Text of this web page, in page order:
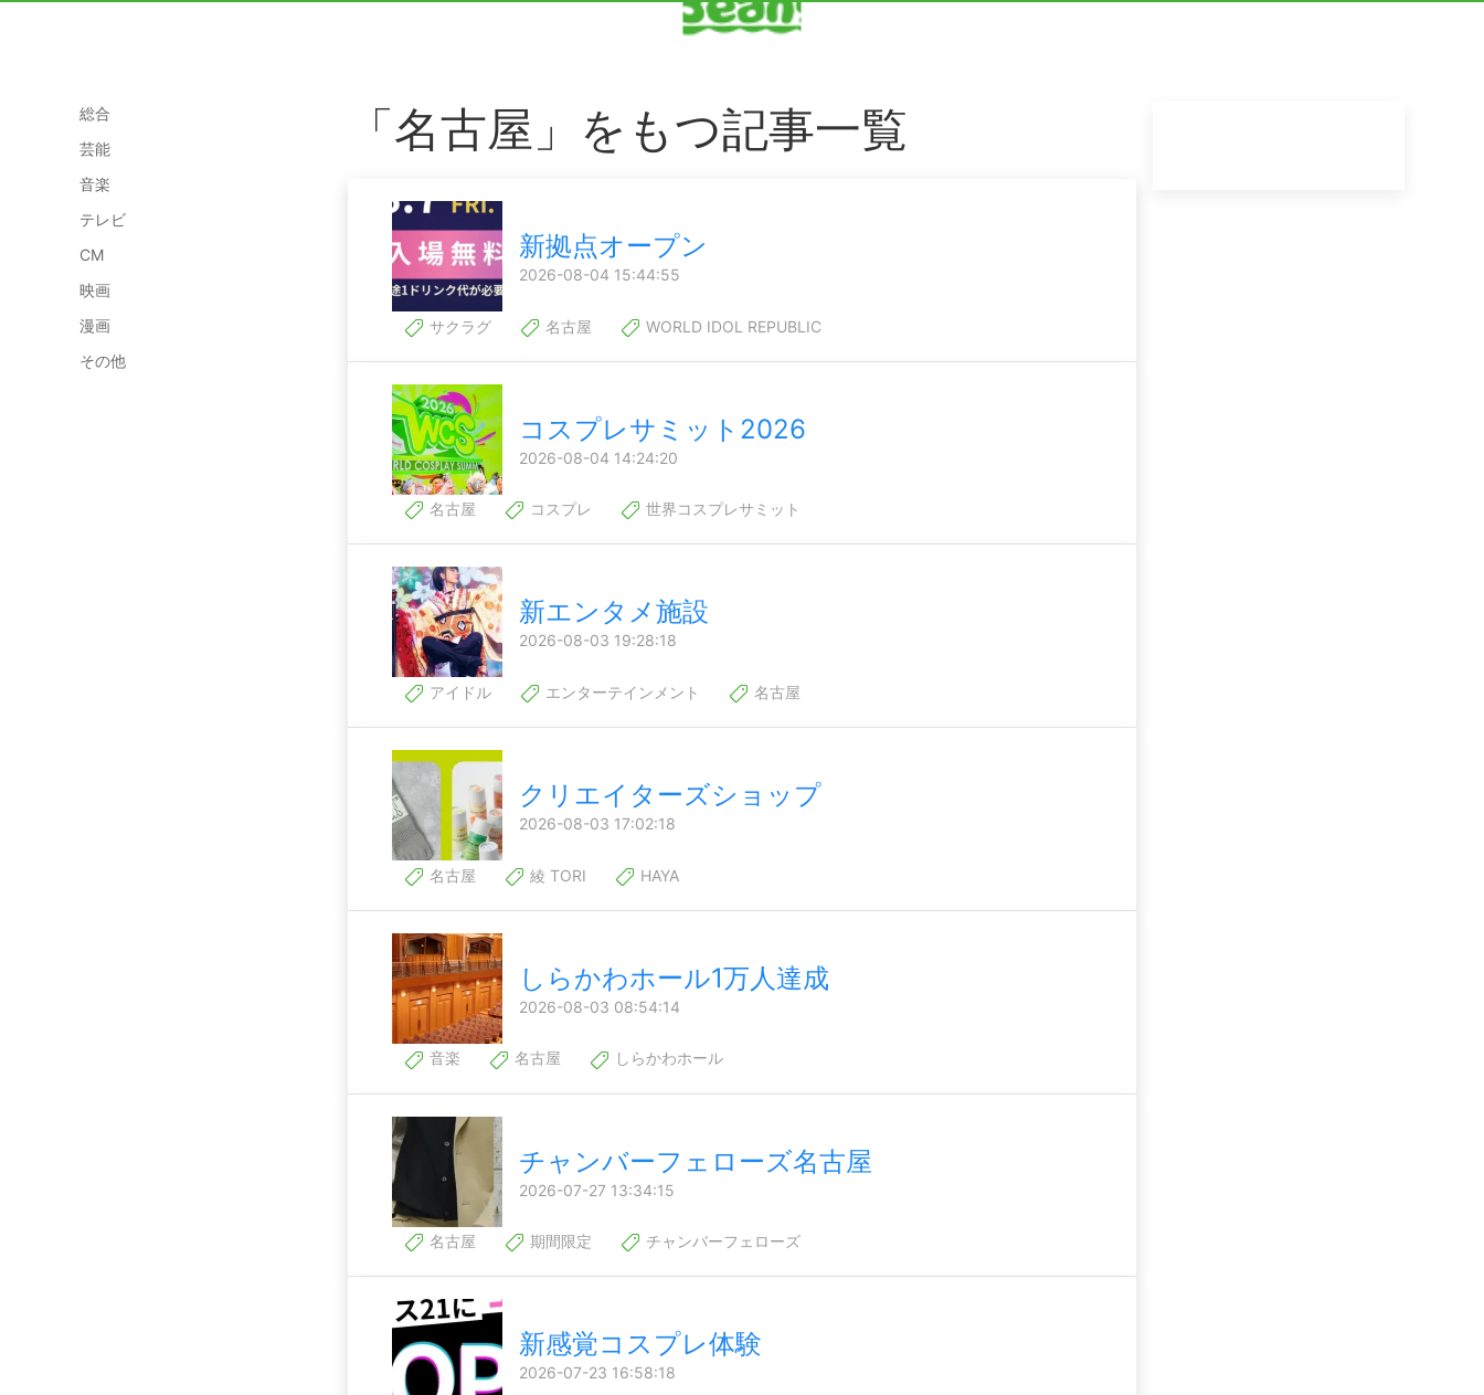
総合
芸能
音楽
テレビ
CM
映画
漫画
その他
「名古屋」をもつ記事一覧
新拠点オープン
2026-08-04 15:44:55
サクラグ 名古屋 WORLD IDOL REPUBLIC
コスプレサミット2026
2026-08-04 14:24:20
名古屋 コスプレ 世界コスプレサミット
新エンタメ施設
2026-08-03 19:28:18
アイドル エンターテインメント 名古屋
クリエイターズショップ
2026-08-03 17:02:18
名古屋 綾 TORI HAYA
しらかわホール1万人達成
2026-08-03 08:54:14
音楽 名古屋 しらかわホール
チャンバーフェローズ名古屋
2026-07-27 13:34:15
名古屋 期間限定 チャンバーフェローズ
新感覚コスプレ体験
2026-07-23 16:58:18